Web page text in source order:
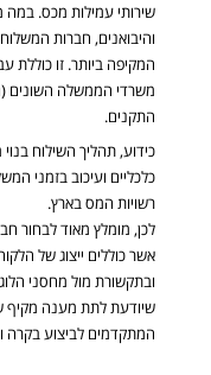
שירותי עמילות מכס. במה
והיבואנים, חברות
המקיפה ביותר. זו כוללת
משרדי הממשלה השונים
התקנים.
כידוע, תהליך השילוח
כלכליים ועיכוב בזמני
רשויות המס בארץ.
לכן, מומלץ מאוד לבחור
אשר כוללים ייצוג של
ובתקשורת מול מחסני
שיודעת לתת מענה מקיף
המתקדמים לביצוע בקרה